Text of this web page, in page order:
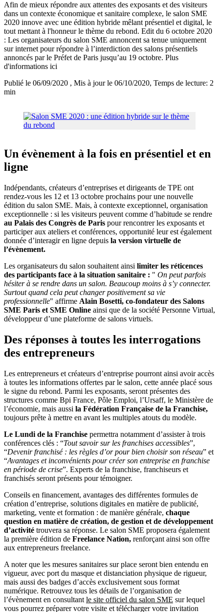
Afin de mieux répondre aux attentes des exposants et des visiteurs
dans un contexte économique et sanitaire complexe, le salon SME
2020 innove avec une édition hybride mêlant présentiel et digital, le
tout mettant à l'honneur le thème du rebond. Edit du 6 octobre 2020
: Les organisateurs du salon SME annoncent sa tenue uniquement
sur internet pour répondre à l’interdiction des salons présentiels
annoncés par le Préfet de Paris jusqu’au 19 octobre. Plus
d'informations ici
Publié le 06/09/2020 , Mis à jour le 06/10/2020, Temps de lecture: 2
min
Un évènement à la fois en présentiel et en
ligne
Indépendants, créateurs d’entreprises et dirigeants de TPE ont
rendez-vous les 12 et 13 octobre prochains pour une nouvelle
édition du salon SME. Mais, à contexte exceptionnel, organisation
exceptionnelle : si les visiteurs peuvent comme d’habitude se rendre
au Palais des Congrès de Paris pour rencontrer les exposants et
participer aux ateliers et conférences, opportunité leur est également
donnée d’interagir en ligne depuis la version virtuelle de
l’évènement.
Les organisateurs du salon souhaitent ainsi limiter les réticences
des participants face à la situation sanitaire : " On peut parfois
hésiter à se rendre dans un salon. Beaucoup moins à s’y connecter.
Surtout quand cela peut changer positivement sa vie
professionnelle" affirme Alain Bosetti, co-fondateur des Salons
SME Paris et SME Online ainsi que de la société Personne Virtual,
développeur d’une plateforme de salons virtuels.
Des réponses à toutes les interrogations
des entrepreneurs
Les entrepreneurs et créateurs d’entreprise pourront ainsi avoir accès
à toutes les informations offertes par le salon, cette année placé sous
le signe du rebond. Parmi les exposants, seront présentes des
structures comme Bpi France, Pôle Emploi, l’Ursaff, le Ministère de
l’économie, mais aussi la Fédération Française de la Franchise,
toujours prête à mettre en avant les multiples atouts du modèle.
Le Lundi de la Franchise permettra notamment d’assister à trois
conférences clés : “Tout savoir sur les franchises accessibles”,
“Devenir franchisé : les règles d’or pour bien choisir son réseau” et
“Avantages et inconvénients pour créer son entreprise en franchise
en période de crise”. Experts de la franchise, franchiseurs et
franchisés seront présents pour témoigner.
Conseils en financement, avantages des différentes formules de
création d’entreprise, solutions digitales en matière de publicité,
marketing, vente et formation : de manière générale, chaque
question en matière de création, de gestion et de développement
d’activité trouvera sa réponse. Le salon SME proposera également
la première édition de Freelance Nation, renforçant ainsi son offre
aux entrepreneurs freelance.
A noter que les mesures sanitaires sur place seront bien entendu en
vigueur, avec port du masque et distanciation physique de rigueur,
mais aussi des badges d’accès exclusivement sous format
numérique. Retrouvez tous les détails de l’organisation de
l’évènement en consultant le site officiel du salon SME sur lequel
vous pourrez préparer votre visite et télécharger votre invitation